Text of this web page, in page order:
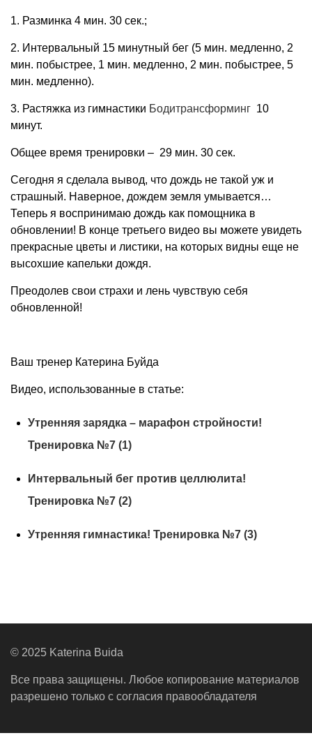
1. Разминка 4 мин. 30 сек.;
2. Интервальный 15 минутный бег (5 мин. медленно, 2
мин. побыстрее, 1 мин. медленно, 2 мин. побыстрее, 5
мин. медленно).
3. Растяжка из гимнастики Бодитрансформинг 10
минут.
Общее время тренировки – 29 мин. 30 сек.
Сегодня я сделала вывод, что дождь не такой уж и
страшный. Наверное, дождем земля умывается…
Теперь я воспринимаю дождь как помощника в
обновлении! В конце третьего видео вы можете увидеть
прекрасные цветы и листики, на которых видны еще не
высохшие капельки дождя.
Преодолев свои страхи и лень чувствую себя
обновленной!
Ваш тренер Катерина Буйда
Видео, использованные в статье:
Утренняя зарядка – марафон стройности!
Тренировка №7 (1)
Интервальный бег против целлюлита!
Тренировка №7 (2)
Утренняя гимнастика! Тренировка №7 (3)
© 2025 Katerina Buida
Все права защищены. Любое копирование материалов
разрешено только с согласия правообладателя